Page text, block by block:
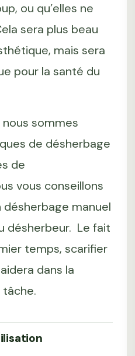
ou qu’elles ne
sera plus beau
mais sera
pour la santé du
sommes
de désherbage
de
vous conseillons
manuel
désherbeur. Le fait
temps, scarifier
dans la